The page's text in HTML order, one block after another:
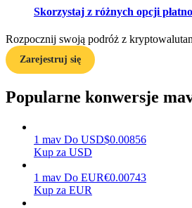
Przewodnik dla początkujących
Strategie handlowe
Dowiedz się, jak zachować
Skorzystaj z różnych opcji
Rozpocznij swoją podróż z
Zarejestruj się
Popularne konwersje
1 mav Do USD$0.00856
Kup za USD
1 mav Do EUR€0.00743
Kup za EUR